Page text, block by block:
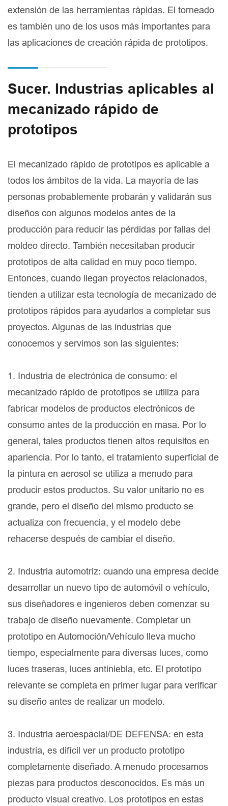
extensión de las herramientas rápidas. El torneado
es también uno de los usos más importantes para
las aplicaciones de creación rápida de prototipos.
Sucer. Industrias aplicables al
mecanizado rápido de
prototipos
El mecanizado rápido de prototipos es aplicable a
todos los ámbitos de la vida. La mayoría de las
personas probablemente probarán y validarán sus
diseños con algunos modelos antes de la
producción para reducir las pérdidas por fallas del
moldeo directo. También necesitaban producir
prototipos de alta calidad en muy poco tiempo.
Entonces, cuando llegan proyectos relacionados,
tienden a utilizar esta tecnología de mecanizado de
prototipos rápidos para ayudarlos a completar sus
proyectos. Algunas de las industrias que
conocemos y servimos son las siguientes:
1. Industria de electrónica de consumo: el
mecanizado rápido de prototipos se utiliza para
fabricar modelos de productos electrónicos de
consumo antes de la producción en masa. Por lo
general, tales productos tienen altos requisitos en
apariencia. Por lo tanto, el tratamiento superficial de
la pintura en aerosol se utiliza a menudo para
producir estos productos. Su valor unitario no es
grande, pero el diseño del mismo producto se
actualiza con frecuencia, y el modelo debe
rehacerse después de cambiar el diseño.
2. Industria automotriz: cuando una empresa decide
desarrollar un nuevo tipo de automóvil o vehículo,
sus diseñadores e ingenieros deben comenzar su
trabajo de diseño nuevamente. Completar un
prototipo en Automoción/Vehículo lleva mucho
tiempo, especialmente para diversas luces, como
luces traseras, luces antiniebla, etc. El prototipo
relevante se completa en primer lugar para verificar
su diseño antes de realizar un modelo.
3. Industria aeroespacial/DE DEFENSA: en esta
industria, es difícil ver un producto prototipo
completamente diseñado. A menudo procesamos
piezas para productos desconocidos. Es más un
producto visual creativo. Los prototipos en estas